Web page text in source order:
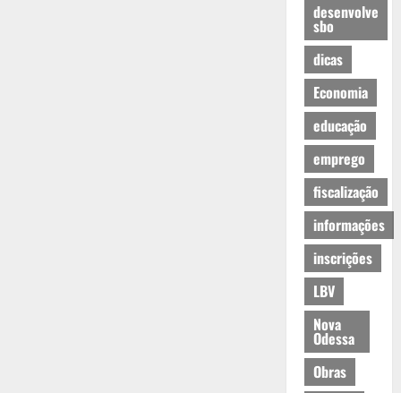
desenvolve
sbo
dicas
Economia
educação
emprego
fiscalização
informações
inscrições
LBV
Nova
Odessa
Obras